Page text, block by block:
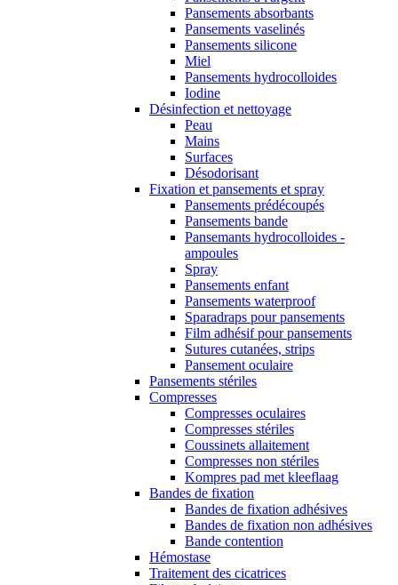
Pansements absorbants
Pansements vaselinés
Pansements silicone
Miel
Pansements hydrocolloides
Iodine
Désinfection et nettoyage
Peau
Mains
Surfaces
Désodorisant
Fixation et pansements et spray
Pansements prédécoupés
Pansements bande
Pansemants hydrocolloides -
ampoules
Spray
Pansements enfant
Pansements waterproof
Sparadraps pour pansements
Film adhésif pour pansements
Sutures cutanées, strips
Pansement oculaire
Pansements stériles
Compresses
Compresses oculaires
Compresses stériles
Coussinets allaitement
Compresses non stériles
Kompres pad met kleeflaag
Bandes de fixation
Bandes de fixation adhésives
Bandes de fixation non adhésives
Bande contention
Hémostase
Traitement des cicatrices